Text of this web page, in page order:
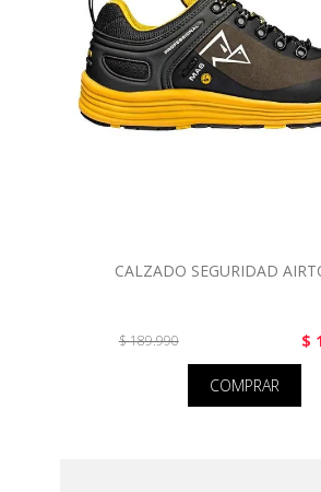
CALZADO SEGURIDAD
$ 189.990 $
COMPRAR